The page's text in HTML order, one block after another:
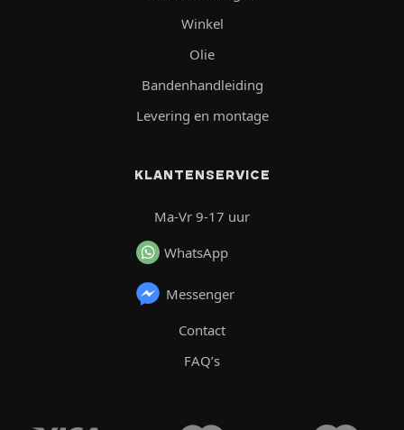
Winkel
Olie
Bandenhandleiding
Levering en montage
KLANTENSERVICE
Ma-Vr 9-17 uur
WhatsApp
Messenger
Contact
FAQ’s